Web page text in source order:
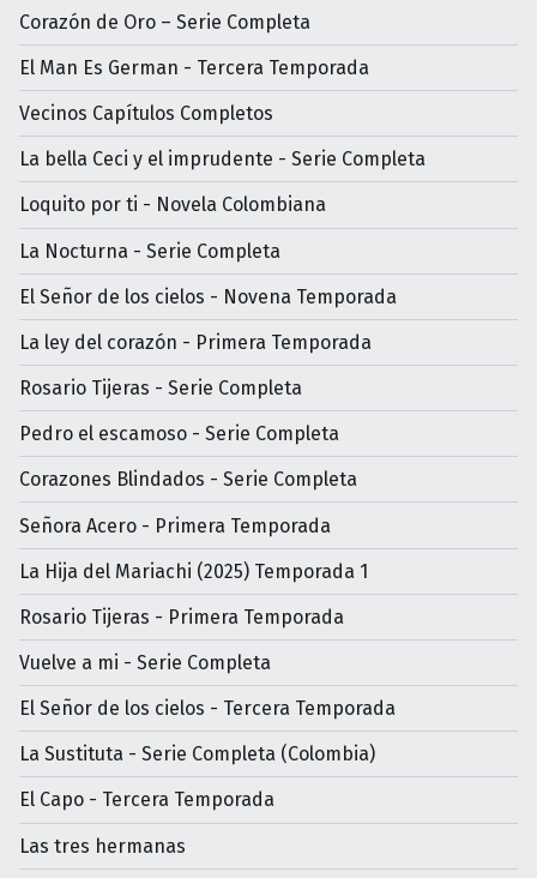
Corazón de Oro – Serie Completa
El Man Es German - Tercera Temporada
Vecinos Capítulos Completos
La bella Ceci y el imprudente - Serie Completa
Loquito por ti - Novela Colombiana
La Nocturna - Serie Completa
El Señor de los cielos - Novena Temporada
La ley del corazón - Primera Temporada
Rosario Tijeras - Serie Completa
Pedro el escamoso - Serie Completa
Corazones Blindados - Serie Completa
Señora Acero - Primera Temporada
La Hija del Mariachi (2025) Temporada 1
Rosario Tijeras - Primera Temporada
Vuelve a mi - Serie Completa
El Señor de los cielos - Tercera Temporada
La Sustituta - Serie Completa (Colombia)
El Capo - Tercera Temporada
Las tres hermanas